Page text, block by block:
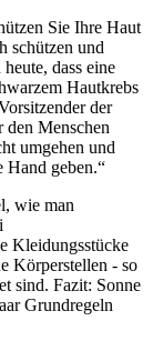
Sie Ihre Haut
schützen und
dass eine
Hautkrebs
der
Menschen
umgehen und
Hand geben.“
wie man
Kleidungsstücke
Körperstellen - so
sind. Fazit: Sonne
Grundregeln